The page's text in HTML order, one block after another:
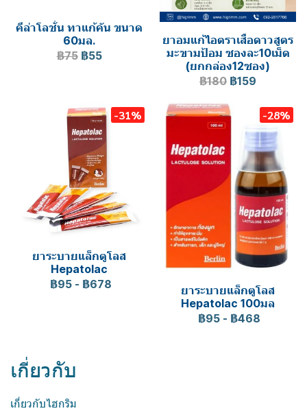
คีล่าโลชั่น ทาแก้คัน ขนาด
60มล.
฿75 ฿55
ยาอมแก้ไอตราเสือดาวสูตร
มะขามป้อม ซองละ10เม็ด
(ยกกล่อง12ซอง)
฿180 ฿159
-31%
ยาระบายแล็กตูโลส
Hepatolac
฿95 - ฿678
-28%
ยาระบายแล็กตูโลส
Hepatolac 100มล
฿95 - ฿468
เกี่ยวกับ
เกี่ยวกับไฮกริม